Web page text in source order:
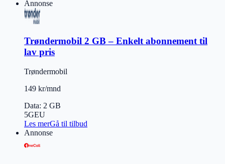
Annonse
Trøndermobil 2 GB – Enkelt abonnement til
lav pris
Trøndermobil
149 kr/mnd
Data: 2 GB
5GEU
Les merGå til tilbud
Annonse